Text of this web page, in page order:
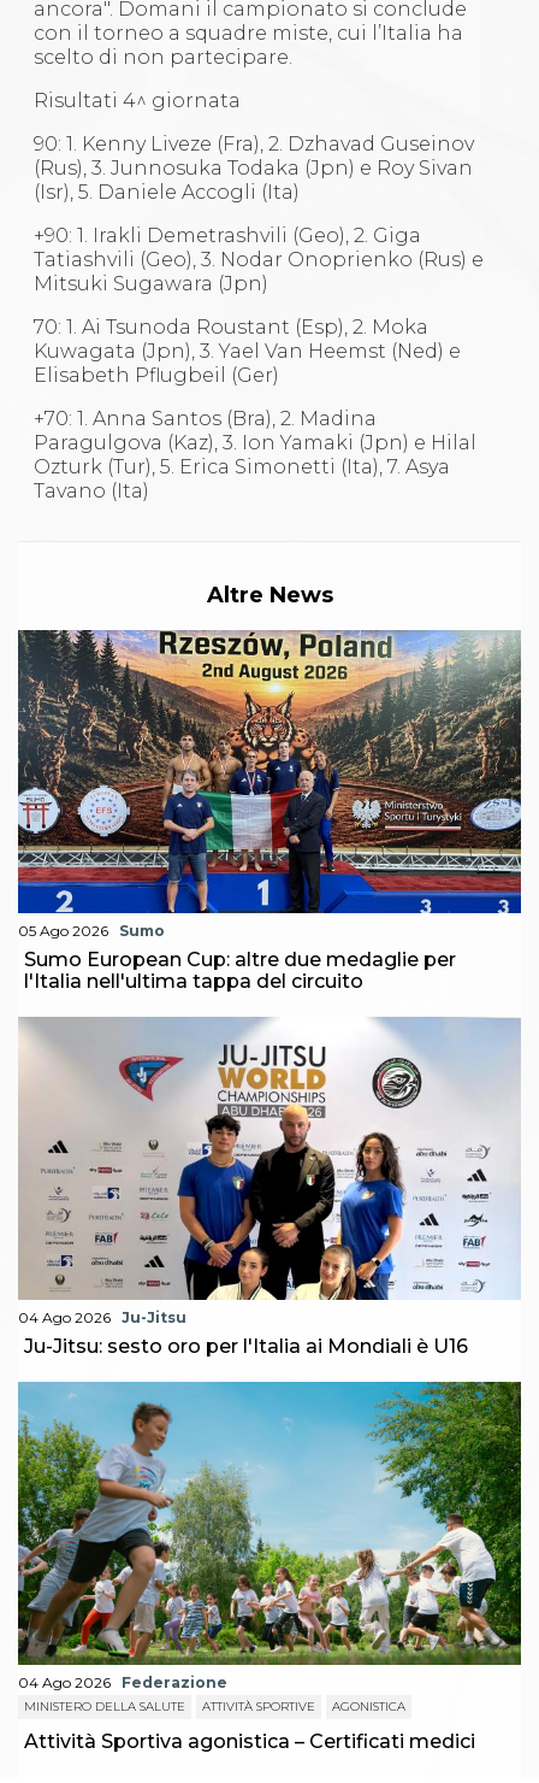
ancora". Domani il campionato si conclude
con il torneo a squadre miste, cui l’Italia ha
scelto di non partecipare.
Risultati 4^ giornata
90: 1. Kenny Liveze (Fra), 2. Dzhavad Guseinov
(Rus), 3. Junnosuka Todaka (Jpn) e Roy Sivan
(Isr), 5. Daniele Accogli (Ita)
+90: 1. Irakli Demetrashvili (Geo), 2. Giga
Tatiashvili (Geo), 3. Nodar Onoprienko (Rus) e
Mitsuki Sugawara (Jpn)
70: 1. Ai Tsunoda Roustant (Esp), 2. Moka
Kuwagata (Jpn), 3. Yael Van Heemst (Ned) e
Elisabeth Pflugbeil (Ger)
+70: 1. Anna Santos (Bra), 2. Madina
Paragulgova (Kaz), 3. Ion Yamaki (Jpn) e Hilal
Ozturk (Tur), 5. Erica Simonetti (Ita), 7. Asya
Tavano (Ita)
Altre News
05 Ago 2026 Sumo
Sumo European Cup: altre due medaglie per
l'Italia nell'ultima tappa del circuito
04 Ago 2026 Ju-Jitsu
Ju-Jitsu: sesto oro per l'Italia ai Mondiali è U16
04 Ago 2026 Federazione
MINISTERO DELLA SALUTE ATTIVITÀ SPORTIVE AGONISTICA
Attività Sportiva agonistica – Certificati medici